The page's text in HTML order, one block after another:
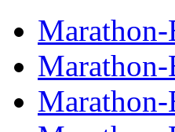
Marathon-
Marathon-
Marathon-